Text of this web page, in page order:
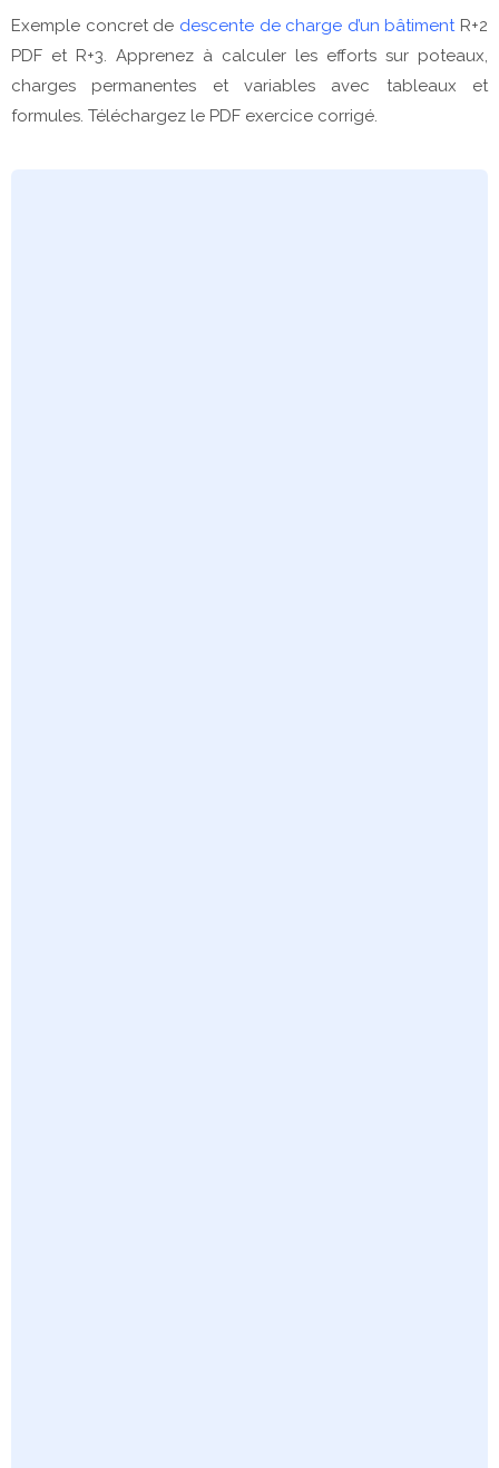
Exemple concret de descente de charge d’un bâtimentR+2
PDF et R+3. Apprenez à calculer les efforts sur poteaux,
charges permanentes et variables avec tableaux et
formules. Téléchargez le PDF exercice corrigé.